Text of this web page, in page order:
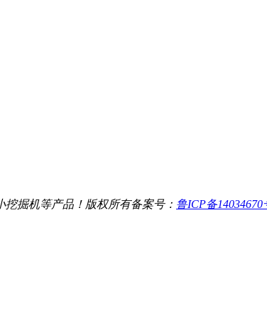
掘机等产品！ 版权所有备案号： 鲁ICP备14034670